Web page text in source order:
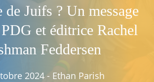
de Juifs ? Un message
et éditrice Rachel
Feddersen
2024 - Ethan Parish